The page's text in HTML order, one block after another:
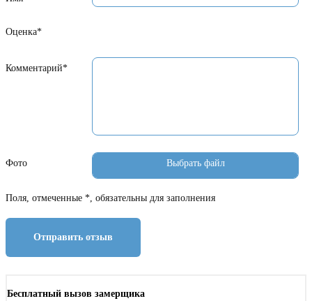
Оценка*
Комментарий*
Фото
Поля, отмеченные *, обязательны для заполнения
Отправить отзыв
Бесплатный вызов замерщика